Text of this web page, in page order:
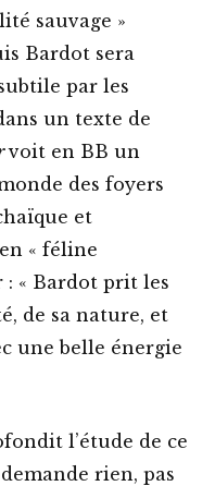
sauvage »
Bardot sera
par les
un texte de
voit en BB un
des foyers
et
« féline
: « Bardot prit les
de sa nature, et
une belle énergie
l’étude de ce
rien, pas